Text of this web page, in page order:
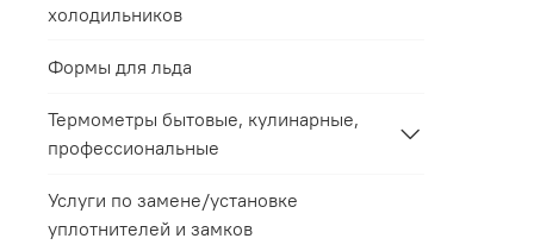
холодильников
Формы для льда
Термометры бытовые, кулинарные,
профессиональные
Услуги по замене/установке
уплотнителей и замков